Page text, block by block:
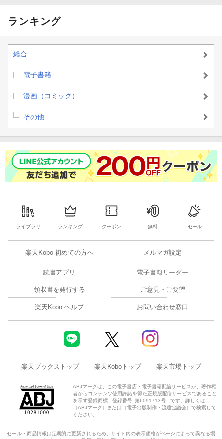
ランキング
総合
電子書籍
漫画（コミック）
その他
ライブラリ ランキング クーポン 無料 セール
楽天Kobo 初めての方へ メルマガ設定
読書アプリ 電子書籍リーダー
領収書を発行する ご意見・ご要望
楽天Kobo ヘルプ お問い合わせ窓口
楽天ブックストップ 楽天Koboトップ 楽天市場トップ
ABJマークは、この電子書店・電子書籍配信サービスが、著作権
者からコンテンツ使用許諾を得た正規版配信サービスであること
を示す登録商標（登録番号 第6091713号）です。詳しくは
［ABJマーク］または［電子出版制作・流通協議会］で検索して
ください。
セール・商品情報は定期的に更新されるため、サイト内の表示価格がページによって異なる場